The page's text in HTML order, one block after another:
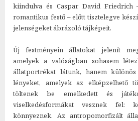
kiindulva és Caspar David Friedrich
romantikus festő – előtt tisztelegve
jelenségeket ábrázoló tájképeit.
Új festményein állatokat jelenít
amelyek a valóságban sohasem
állatportrékat látunk, hanem
lényeket, amelyek az elképzelhető
töltenek be emelkedett és
viselkedésformákat vesznek fel:
könnyeznek. Az antropomorfizált